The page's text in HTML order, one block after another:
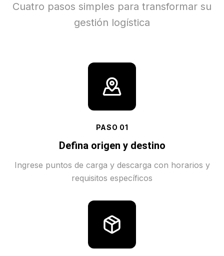
Cuatro pasos simples para transformar su
gestión logística
PASO 01
Defina origen y destino
Ingrese puntos de carga y descarga con horarios y
requisitos específicos